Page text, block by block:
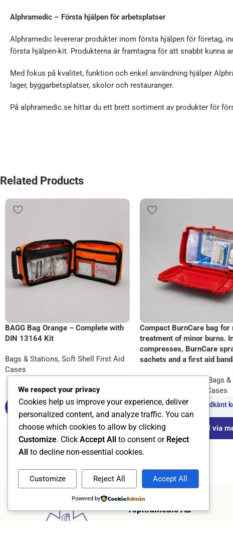
Alphramedic – Första hjälpen för arbetsplatser
Alphramedic levererar produkter inom första hjälpen för företag,
första hjälpen-kit. Produkterna är framtagna för att snabbt kunna
Med fokus på kvalitet, funktion och enkel användning hjälper
lager, byggarbetsplatser, skolor och restauranger.
På alphramedic.se hittar du ett brett sortiment av produkter för
Related Products
BAGG Bag Orange – Complete with
DIN 13164 Kit
Bags & Stations, Soft Shell First Aid
Cases
att se pris.
Läs mer / beställ via mejl
Compact BurnCare bag for
treatment of minor burns.
compresses, BurnCare
sachets and a first aid
Bags
Hard Shell First Aid Cases
Logga in med ett godkänt
att se pris.
Läs mer / beställ via
AlphraMedic AB
We respect your privacy
Cookies help us improve your experience, deliver
personalized content, and analyze traffic. You can
choose which cookies to allow by clicking
Customize. Click Accept All to consent or Reject
All to decline non-essential cookies.
Customize Reject All Accept All
Powered by